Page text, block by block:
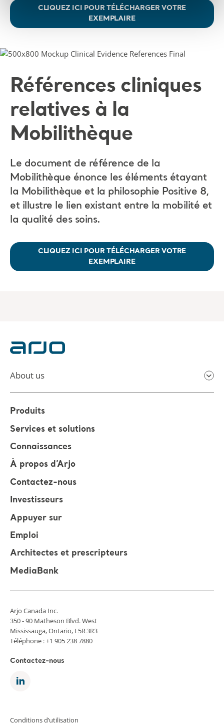
CLIQUEZ ICI POUR TÉLÉCHARGER VOTRE
EXEMPLAIRE
Références cliniques
relatives à la
Mobilithèque
Le document de référence de la
Mobilithèque énonce les éléments étayant
la Mobilithèque et la philosophie Positive 8,
et illustre le lien existant entre la mobilité et
la qualité des soins.
CLIQUEZ ICI POUR TÉLÉCHARGER VOTRE
EXEMPLAIRE
About us
Produits
Services et solutions
Connaissances
À propos d’Arjo
Contactez-nous
Investisseurs
Appuyer sur
Emploi
Architectes et prescripteurs
MediaBank
Arjo Canada Inc.
350 - 90 Matheson Blvd. West
Mississauga, Ontario, L5R 3R3
Téléphone : +1 905 238 7880
Contactez-nous
Conditions d’utilisation